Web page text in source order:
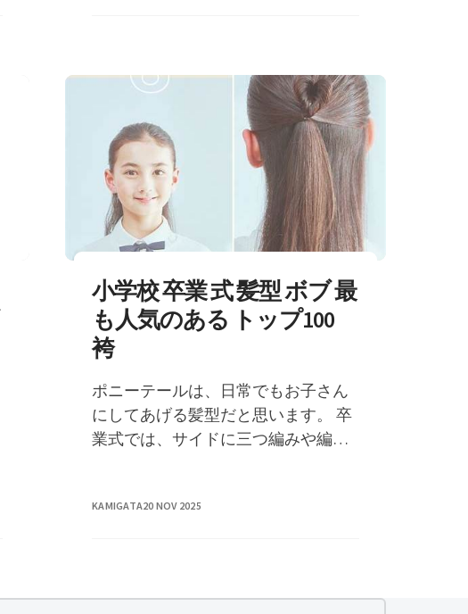
小学校 卒業 式 髪型 ボブ 最
も人気のある トップ100
袴
ポニーテールは、日常でもお子さん
にしてあげる髪型だと思います。 卒
業式では、サイドに三つ編みや編み
KAMIGATA20 NOV 2025